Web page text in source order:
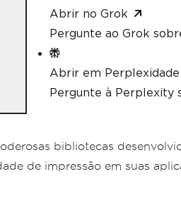
Abrir no Grok
Pergunte ao Grok
Abrir em Perplexidade
Pergunte à Perplexity
bibliotecas
de impressão em suas